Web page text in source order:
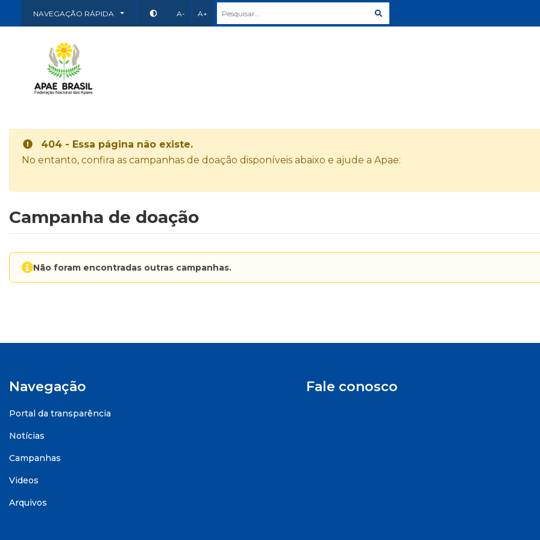
NAVEGAÇÃO RÁPIDA A- A+
404 - Essa página não existe.
No entanto, confira as campanhas de doação disponíveis abaixo e ajude a Apae:
Campanha de doação
Não foram encontradas outras campanhas.
Navegação
Portal da transparência
Notícias
Campanhas
Videos
Arquivos
Fale conosco